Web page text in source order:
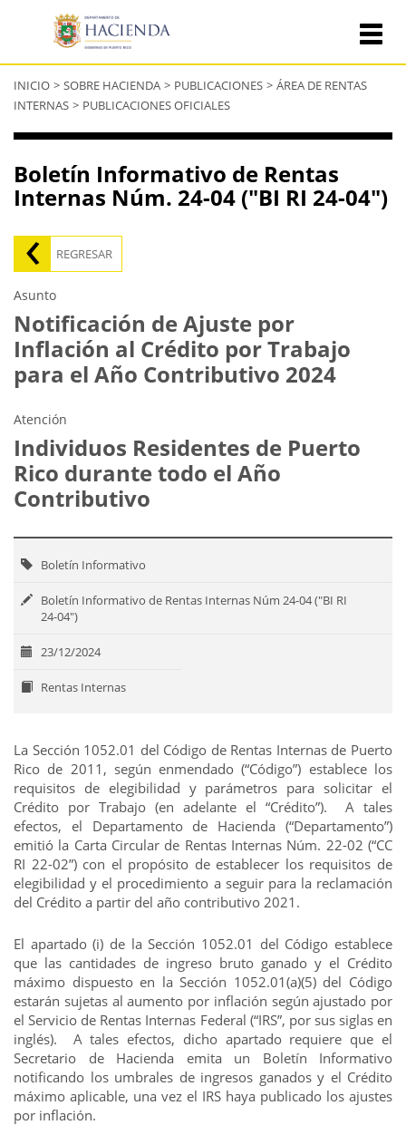
encuentra
usted
aquí
INICIO > SOBRE HACIENDA > PUBLICACIONES > ÁREA DE RENTAS
INTERNAS > PUBLICACIONES OFICIALES
Boletín Informativo de Rentas
Internas Núm. 24-04 ("BI RI 24-04")
REGRESAR
Asunto
Notificación de Ajuste por
Inflación al Crédito por Trabajo
para el Año Contributivo 2024
Atención
Individuos Residentes de Puerto
Rico durante todo el Año
Contributivo
Boletín Informativo
Boletín Informativo de Rentas Internas Núm 24-04 ("BI RI
24-04")
23/12/2024
Rentas Internas
La Sección 1052.01 del Código de Rentas Internas de Puerto
Rico de 2011, según enmendado (“Código”) establece los
requisitos de elegibilidad y parámetros para solicitar el
Crédito por Trabajo (en adelante el “Crédito”). A tales
efectos, el Departamento de Hacienda (“Departamento”)
emitió la Carta Circular de Rentas Internas Núm. 22-02 (“CC
RI 22-02”) con el propósito de establecer los requisitos de
elegibilidad y el procedimiento a seguir para la reclamación
del Crédito a partir del año contributivo 2021.
El apartado (i) de la Sección 1052.01 del Código establece
que las cantidades de ingreso bruto ganado y el Crédito
máximo dispuesto en la Sección 1052.01(a)(5) del Código
estarán sujetas al aumento por inflación según ajustado por
el Servicio de Rentas Internas Federal (“IRS”, por sus siglas en
inglés). A tales efectos, dicho apartado requiere que el
Secretario de Hacienda emita un Boletín Informativo
notificando los umbrales de ingresos ganados y el Crédito
máximo aplicable, una vez el IRS haya publicado los ajustes
por inflación.